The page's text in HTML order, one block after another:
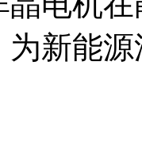
为新能